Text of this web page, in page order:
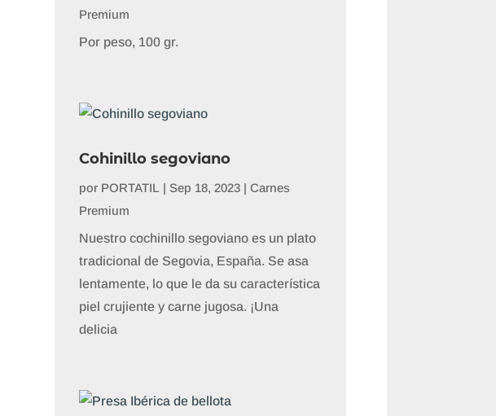
Premium
Por peso, 100 gr.
Cohinillo segoviano
por PORTATIL | Sep 18, 2023| Carnes
Premium
Nuestro cochinillo segoviano es un plato
tradicional de Segovia, España. Se asa
lentamente, lo que le da su característica
piel crujiente y carne jugosa. ¡Una
delicia